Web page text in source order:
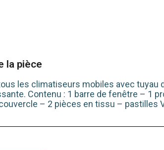
la pièce
les climatiseurs mobiles avec
Contenu : 1 barre de fenêtre – 1
– 2 pièces en tissu – pastilles